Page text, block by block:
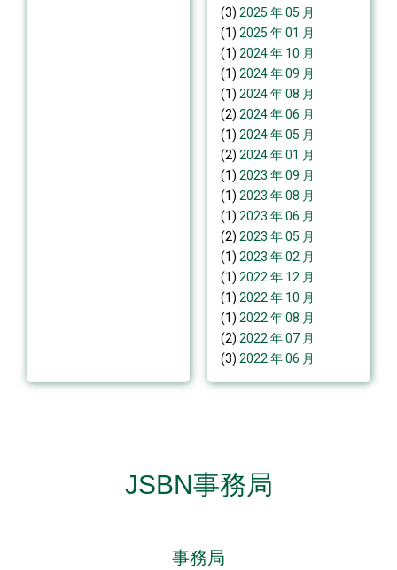
(3) 2025 年 05 月
(1) 2025 年 01 月
(1) 2024 年 10 月
(1) 2024 年 09 月
(1) 2024 年 08 月
(2) 2024 年 06 月
(1) 2024 年 05 月
(2) 2024 年 01 月
(1) 2023 年 09 月
(1) 2023 年 08 月
(1) 2023 年 06 月
(2) 2023 年 05 月
(1) 2023 年 02 月
(1) 2022 年 12 月
(1) 2022 年 10 月
(1) 2022 年 08 月
(2) 2022 年 07 月
(3) 2022 年 06 月
JSBN事務局
事務局